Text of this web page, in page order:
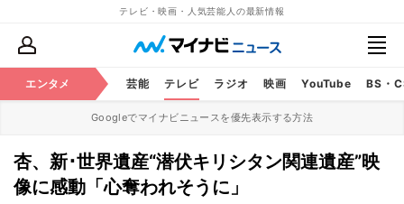
テレビ・映画・人気芸能人の最新情報
エンタメ 芸能 テレビ ラジオ 映画 YouTube BS・
Googleでマイナビニュースを優先表示する方法
杏、新･世界遺産“潜伏キリシタン関連遺産”映
像に感動「心奪われそうに」